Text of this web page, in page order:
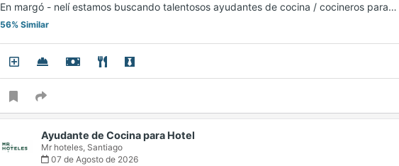
En margó - nelí estamos buscando talentosos ayudantes de cocina / cocineros para…
56% Similar
Ayudante de Cocina para Hotel
Mr hoteles, Santiago
07 de Agosto de 2026